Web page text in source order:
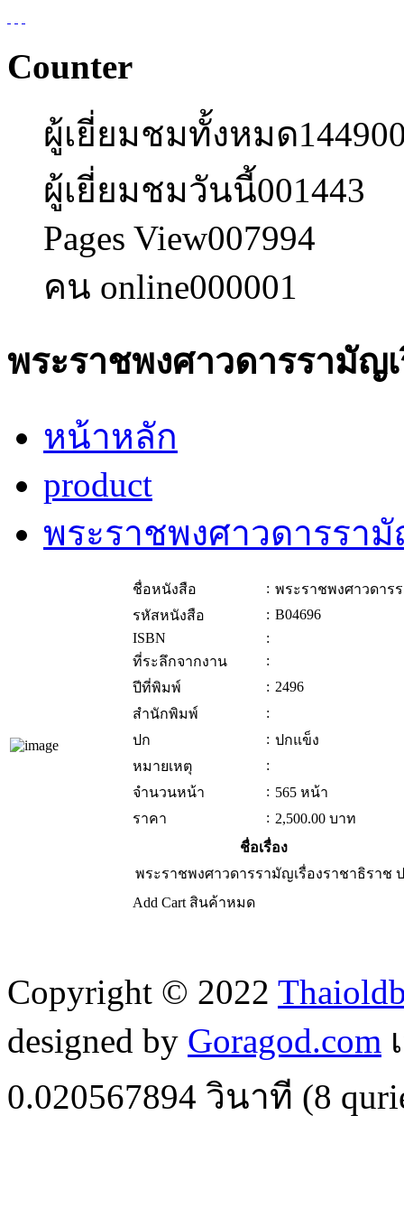
Counter
ผู้เยี่ยมชมทั้งหมด
ผู้เยี่ยมชมวันนี้001443
Pages View007994
คน online000001
พระราชพงศาวดารรามัญ
หน้าหลัก
product
พระราชพงศาวดารรา
ชื่อหนังสือ : พระราชพงศาวดาร
รหัสหนังสือ
: B04696
ISBN
:
ที่ระลึกจากงาน
:
ปีที่พิมพ์
: 2496
สำนักพิมพ์
:
ปก
: ปกแข็ง
หมายเหตุ
:
จำนวนหน้า
: 565 หน้า
ราคา
: 2,500.00 บาท
ชื่อเรื่อง
พระราชพงศาวดารรามัญเรื่องราชาธิราช
Add Cart สินค้าหมด
Copyright © 2022
designed by Goragod.com
0.020567894 วินาที (8